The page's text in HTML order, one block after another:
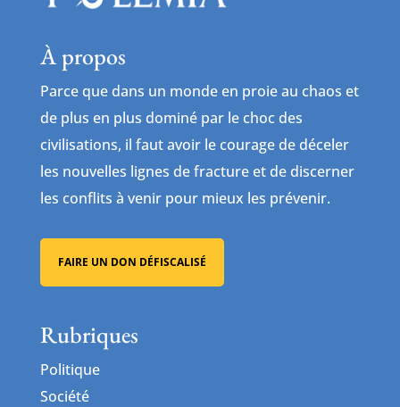
À propos
Parce que dans un monde en proie au chaos et
de plus en plus dominé par le choc des
civilisations, il faut avoir le courage de déceler
les nouvelles lignes de fracture et de discerner
les conflits à venir pour mieux les prévenir.
FAIRE UN DON DÉFISCALISÉ
Rubriques
Politique
Société